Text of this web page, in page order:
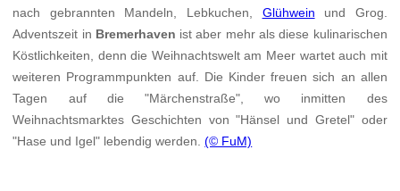
nach gebrannten Mandeln, Lebkuchen, Glühwein und Grog.
Adventszeit in Bremerhaven ist aber mehr als diese kulinarischen
Köstlichkeiten, denn die Weihnachtswelt am Meer wartet auch mit
weiteren Programmpunkten auf. Die Kinder freuen sich an allen
Tagen auf die "Märchenstraße", wo inmitten des
Weihnachtsmarktes Geschichten von "Hänsel und Gretel" oder
"Hase und Igel" lebendig werden.(© FuM)